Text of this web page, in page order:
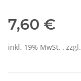
7,60 €
inkl. 19% MwSt. , zzgl.